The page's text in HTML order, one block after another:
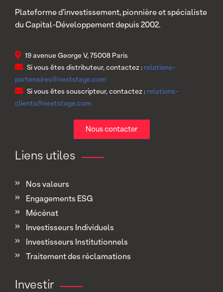
Plateforme d’investissement, pionnière et spécialiste
du Capital-Développement depuis 2002.
19 avenue George V, 75008 Paris
Si vous êtes distributeur, contactez : relations-
partenaires@nextstage.com
Si vous êtes souscripteur, contactez : relations-
clients@nextstage.com
Nous contacter
Liens utiles
Nos valeurs
Engagements ESG
Mécénat
Investisseurs Individuels
Investisseurs Institutionnels
Traitement des réclamations
Investir